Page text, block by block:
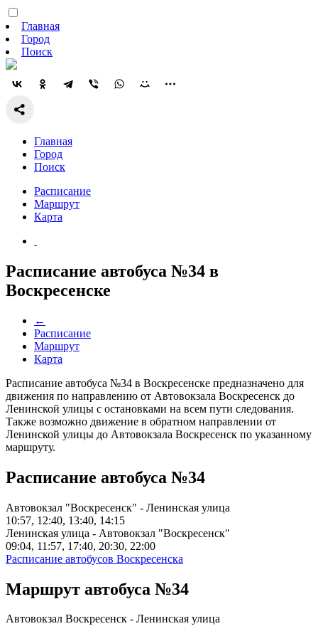
Главная
Город
Поиск
Главная
Город
Поиск
Расписание
Маршрут
Карта
Расписание автобуса №34 в
Воскресенске
←
Расписание
Маршрут
Карта
Расписание автобуса №34 в Воскресенске предназначено для
движения по направлению от Автовокзала Воскресенск до
Ленинской улицы с остановками на всем пути следования.
Также возможно движение в обратном направлении от
Ленинской улицы до Автовокзала Воскресенск по указанному
маршруту.
Расписание автобуса №34
Автовокзал "Воскресенск" - Ленинская улица
10:57, 12:40, 13:40, 14:15
Ленинская улица - Автовокзал "Воскресенск"
09:04, 11:57, 17:40, 20:30, 22:00
Расписание автобусов Воскресенска
Маршрут автобуса №34
Автовокзал Воскресенск - Ленинская улица